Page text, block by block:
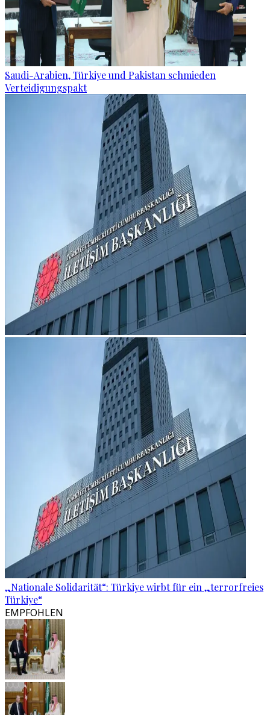
Saudi-Arabien, Türkiye und Pakistan schmieden
Verteidigungspakt
„Nationale Solidarität“: Türkiye wirbt für ein „terrorfreies
Türkiye“
EMPFOHLEN